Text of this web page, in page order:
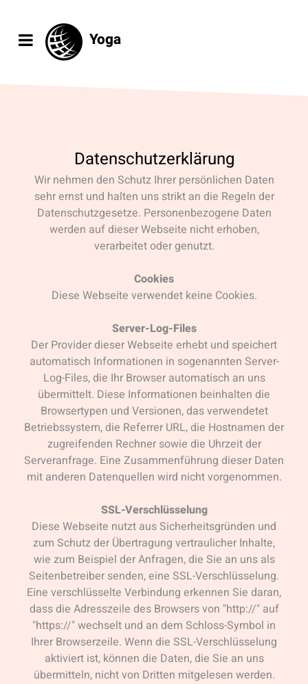
Yoga
Datenschutzerklärung
Wir nehmen den Schutz Ihrer persönlichen Daten
sehr ernst und halten uns strikt an die Regeln der
Datenschutzgesetze. Personenbezogene Daten
werden auf dieser Webseite nicht erhoben,
verarbeitet oder genutzt.
Cookies
Diese Webseite verwendet keine Cookies.
Server-Log-Files
Der Provider dieser Webseite erhebt und speichert
automatisch Informationen in sogenannten Server-
Log-Files, die Ihr Browser automatisch an uns
übermittelt. Diese Informationen beinhalten die
Browsertypen und Versionen, das verwendetet
Betriebssystem, die Referrer URL, die Hostnamen der
zugreifenden Rechner sowie die Uhrzeit der
Serveranfrage. Eine Zusammenführung dieser Daten
mit anderen Datenquellen wird nicht vorgenommen.
SSL-Verschlüsselung
Diese Webseite nutzt aus Sicherheitsgründen und
zum Schutz der Übertragung vertraulicher Inhalte,
wie zum Beispiel der Anfragen, die Sie an uns als
Seitenbetreiber senden, eine SSL-Verschlüsselung.
Eine verschlüsselte Verbindung erkennen Sie daran,
dass die Adresszeile des Browsers von "http://" auf
"https://" wechselt und an dem Schloss-Symbol in
Ihrer Browserzeile. Wenn die SSL-Verschlüsselung
aktiviert ist, können die Daten, die Sie an uns
übermitteln, nicht von Dritten mitgelesen werden.